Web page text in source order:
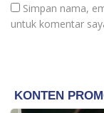
Simpan nama,
untuk komentar